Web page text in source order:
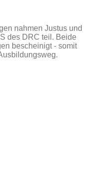
nahmen Justus und
des DRC teil. Beide
bescheinigt - somit